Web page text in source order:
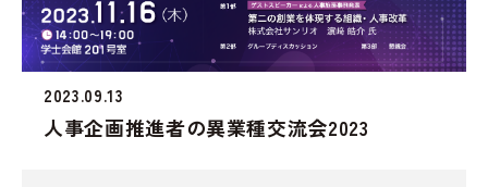
2023.09.13
人事企画推進者の異業種交流会2023